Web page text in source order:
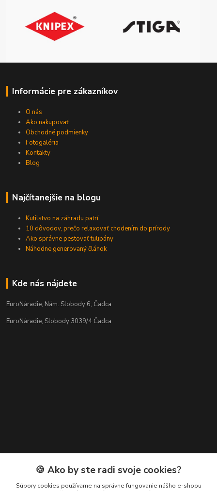
Informácie pre zákazníkov
O nás
Ako nakupovať
Obchodné podmienky
Fotogaléria
Kontakty
Blog
Najčítanejšie na blogu
Kutilstvo na záhradu patrí
10 dôvodov, prečo relaxovať chodením do prírody
Ako správne pestovať tulipány
Náhodne generovaný článok
Kde nás nájdete
EuroNáradie, Nám. Slobody 6, Čadca
EuroNáradie, Slobody 3039/4 Čadca
Kontakty
Zákaznícka podpora EuroNáradie
🍪 Ako by ste radi svoje cookies?
Súbory cookies používame na správne fungovanie nášho e-shopu